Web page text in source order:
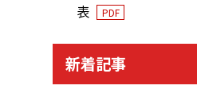
表
PDF
新着記事